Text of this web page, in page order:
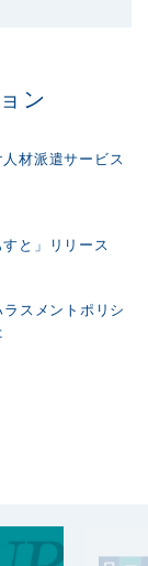
ン
材派遣サービス
と」リリース
スメントポリシ